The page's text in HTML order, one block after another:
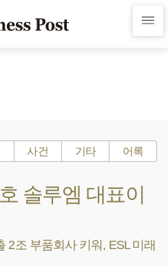
사건 기타 어록
솔루엠 대표이
2조 부품회사 키워, ESL 미래